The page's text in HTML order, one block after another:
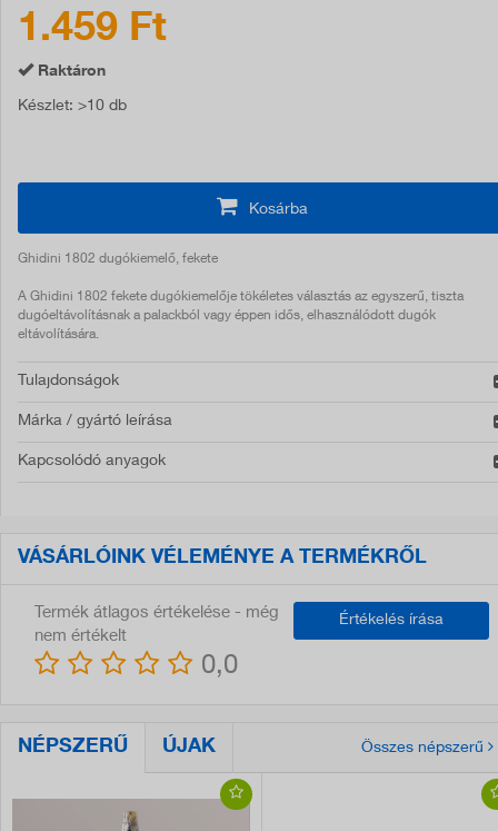
1.459 Ft
Raktáron
Készlet: >10 db
Kosárba
Ghidini 1802 dugókiemelő, fekete
A Ghidini 1802 fekete dugókiemelője tökéletes választás az egyszerű, tiszta
dugóeltávolításnak a palackból vagy éppen idős, elhasználódott dugók
eltávolítására.
Tulajdonságok
Márka / gyártó leírása
Kapcsolódó anyagok
VÁSÁRLÓINK VÉLEMÉNYE A TERMÉKRŐL
Értékelés írása
Termék átlagos értékelése - még
nem értékelt
0,0
NÉPSZERŰ ÚJAK Összes népszerű